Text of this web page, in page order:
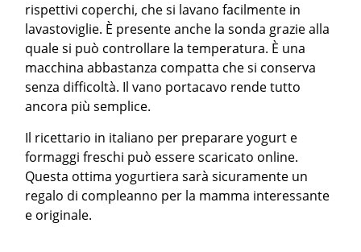
rispettivi coperchi, che si lavano facilmente in
lavastoviglie. È presente anche la sonda grazie alla
quale si può controllare la temperatura. È una
macchina abbastanza compatta che si conserva
senza difficoltà. Il vano portacavo rende tutto
ancora più semplice.
Il ricettario in italiano per preparare yogurt e
formaggi freschi può essere scaricato online.
Questa ottima yogurtiera sarà sicuramente un
regalo di compleanno per la mamma interessante
e originale.